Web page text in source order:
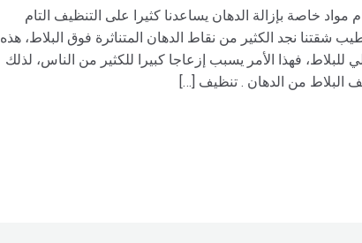
خاصة بإزالة الدهان يساعدنا كثيرا على التنظيف التام
شقتنا نجد الكثير من نقاط الدهان المتناثرة فوق البلاط، هذه
للبلاط، فهذا الأمر يسبب إزعاجا كبيرا للكثير من الناس، لذلك
من الدهان . تنظيف […]